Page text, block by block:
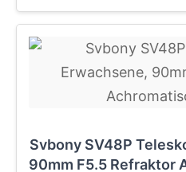
Svbony SV48P
90mm F5.5 Refraktor